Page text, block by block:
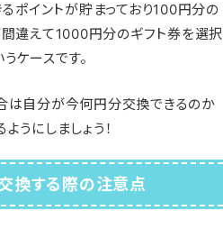
ポイントが貯まっており100円分の
違えて1000円分のギフト券を選択
ケースです。
は自分が今何円分交換できるのか
うにしましょう！
換する際の注意点